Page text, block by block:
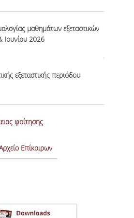
μαθημάτων εξεταστικών
Ιουνίου 2026
εξεταστικής περιόδου
φοίτησης
Επίκαιρων